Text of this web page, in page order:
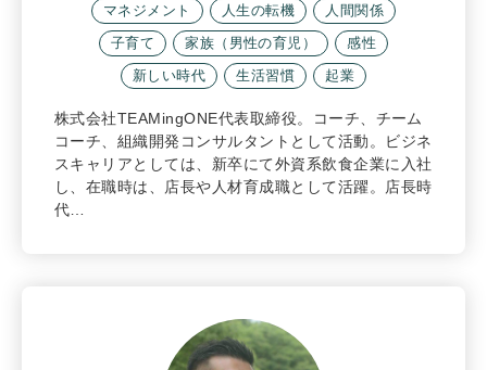
マネジメント
人生の転機
人間関係
子育て
家族（男性の育児）
感性
新しい時代
生活習慣 起業
株式会社TEAMingONE代表取締役。コーチ、チーム
コーチ、組織開発コンサルタントとして活動。ビジネ
スキャリアとしては、新卒にて外資系飲食企業に入社
し、在職時は、店長や人材育成職として活躍。店長時
代…